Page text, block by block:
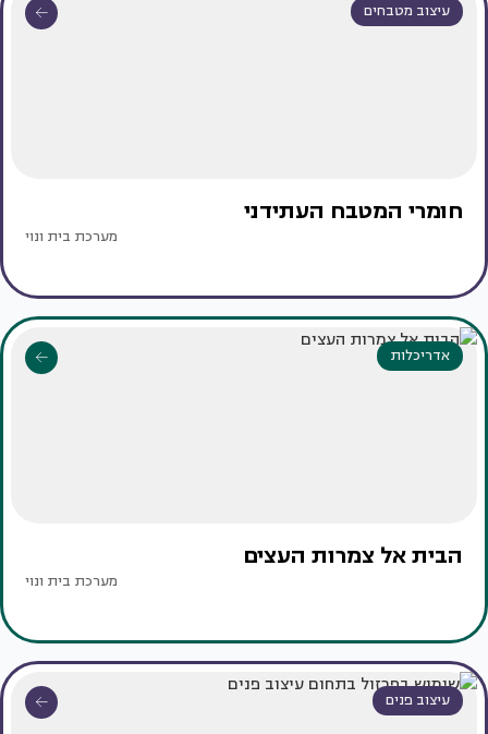
עיצוב מטבחים
חומרי המטבח העתידני
מערכת בית ונוי
אדריכלות
הבית אל צמרות העצים
מערכת בית ונוי
עיצוב פנים